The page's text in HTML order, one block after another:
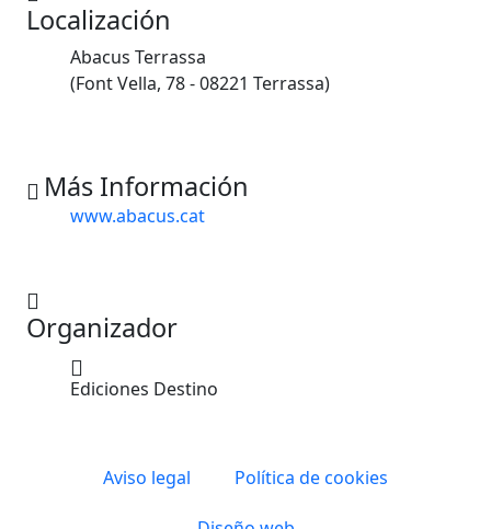
Localización
Abacus Terrassa
(Font Vella, 78 - 08221 Terrassa)
Más Información
www.abacus.cat
Organizador
Ediciones Destino
Aviso legal Política de cookies